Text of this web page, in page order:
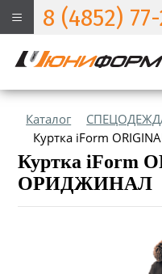
8 (4852)
Каталог
Куртка iForm
Куртка iForm
ОРИДЖИНАЛ